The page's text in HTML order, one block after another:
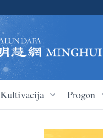
Kultivacija Progon